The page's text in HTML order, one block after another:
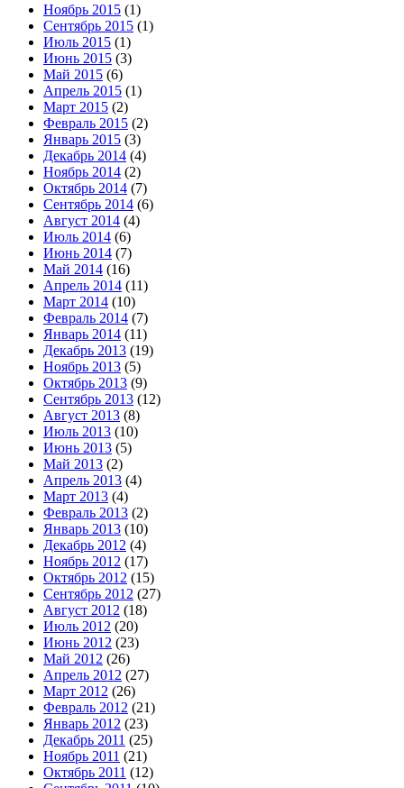
Ноябрь 2015 (1)
Сентябрь 2015 (1)
Июль 2015 (1)
Июнь 2015 (3)
Май 2015 (6)
Апрель 2015 (1)
Март 2015 (2)
Февраль 2015 (2)
Январь 2015 (3)
Декабрь 2014 (4)
Ноябрь 2014 (2)
Октябрь 2014 (7)
Сентябрь 2014 (6)
Август 2014 (4)
Июль 2014 (6)
Июнь 2014 (7)
Май 2014 (16)
Апрель 2014 (11)
Март 2014 (10)
Февраль 2014 (7)
Январь 2014 (11)
Декабрь 2013 (19)
Ноябрь 2013 (5)
Октябрь 2013 (9)
Сентябрь 2013 (12)
Август 2013 (8)
Июль 2013 (10)
Июнь 2013 (5)
Май 2013 (2)
Апрель 2013 (4)
Март 2013 (4)
Февраль 2013 (2)
Январь 2013 (10)
Декабрь 2012 (4)
Ноябрь 2012 (17)
Октябрь 2012 (15)
Сентябрь 2012 (27)
Август 2012 (18)
Июль 2012 (20)
Июнь 2012 (23)
Май 2012 (26)
Апрель 2012 (27)
Март 2012 (26)
Февраль 2012 (21)
Январь 2012 (23)
Декабрь 2011 (25)
Ноябрь 2011 (21)
Октябрь 2011 (12)